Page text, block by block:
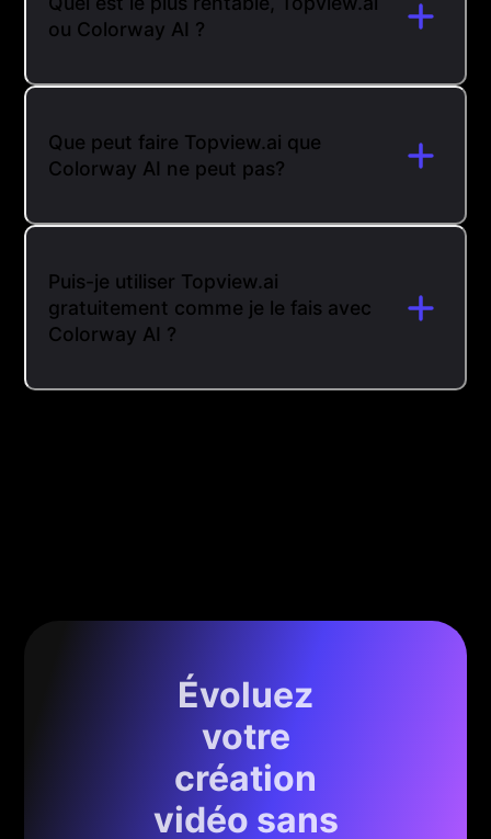
ou Colorway AI ?
Que peut faire Topview.ai que
Colorway AI ne peut pas?
Puis-je utiliser Topview.ai
gratuitement comme je le fais avec
Colorway AI ?
Évoluez
votre
création
vidéo sans